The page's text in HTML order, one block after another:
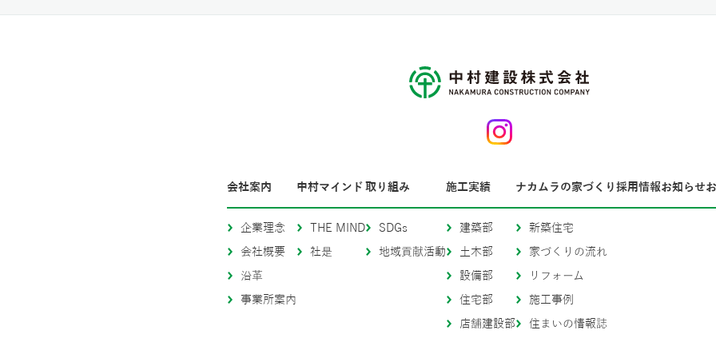
会社案内
企業理念
会社概要
沿革
事業所案内
中村マインド
THE MIND
社是
取り組み
SDGs
地域貢献活動
施工実績
建築部
土木部
設備部
住宅部
店舗建設部
ナカムラの家づくり
新築住宅
家づくりの流れ
リフォーム
施工事例
住まいの情報誌
採用情報お知らせ